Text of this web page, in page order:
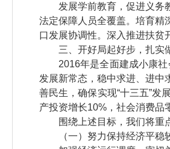
发展学前教育，促进义务
法定保障人员全覆盖。培育精
口发展协调性。深入推进扶贫
三、开好局起好步，扎实
2016年是全面建成小康
发展新常态，稳中求进、进中
善民生，确保实现“十三五”
产投资增长10%，社会消费品
围绕上述目标，我们将重
（一）努力保持经济平稳